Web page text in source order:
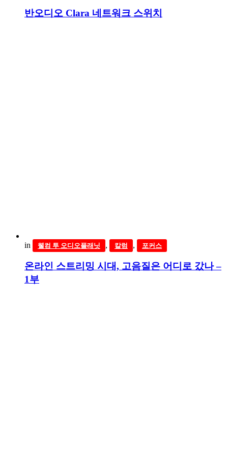
반오디오 Clara 네트워크 스위치
in 웰컴 투 오디오플래닛 , 칼럼 , 포커스
온라인 스트리밍 시대, 고음질은 어디로 갔나 –
1부